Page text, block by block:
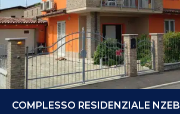
COMPLESSO RESIDENZIALE NZEB